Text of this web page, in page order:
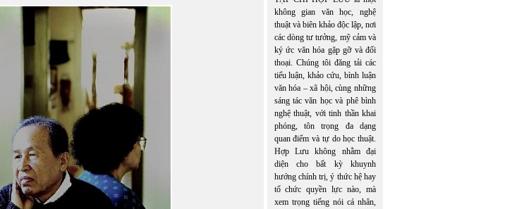
không gian văn học, nghệ
thuật và biên khảo độc lập, nơi
các dòng tư tưởng, mỹ cảm và
ký ức văn hóa gặp gỡ và đối
thoại. Chúng tôi đăng tải các
tiểu luận, khảo cứu, bình luận
văn hóa – xã hội, cùng những
sáng tác văn học và phê bình
nghệ thuật, với tinh thần khai
phóng, tôn trọng đa dạng
quan điểm và tự do học thuật.
Hợp Lưu không nhằm đại
diện cho bất kỳ khuynh
hướng chính trị, ý thức hệ hay
tổ chức quyền lực nào, mà
xem trọng tiếng nói cá nhân,